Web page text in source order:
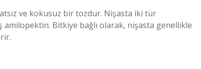
ve kokusuz bir tozdur. Nişasta iki tür
Bitkiye bağlı olarak, nişasta genellikle